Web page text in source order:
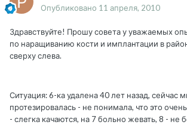
Опубликовано 11 апреля, 2010
Здравствуйте! Прошу совета у уважаемых
по наращиванию кости и имплантации в
сверху слева.
Ситуация: 6-ка удалена 40 лет назад, сейчас
протезировалась - не понимала, что это
- слегка качаются, на 7 больно жевать, 8 - не